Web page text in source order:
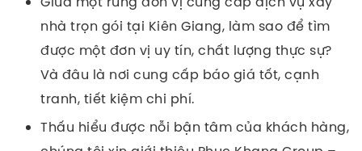
nhà trọn gói tại Kiên Giang, làm sao để tìm
được một đơn vị uy tín, chất lượng thực sự?
Và đâu là nơi cung cấp báo giá tốt, cạnh
tranh, tiết kiệm chi phí.
Thấu hiểu được nỗi bận tâm của khách hàng,